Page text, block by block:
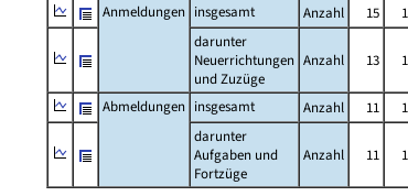
Anmeldungen insgesamt Anzahl 15
darunter
Neuerrichtungen
und Zuzüge
Anzahl 13
Abmeldungen insgesamt Anzahl 11
darunter
Aufgaben und
Fortzüge
Anzahl 11